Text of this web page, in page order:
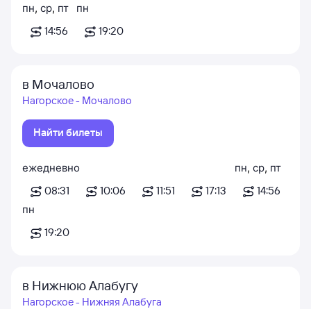
пн, ср, пт
14:56
пн
19:20
в Мочалово
Нагорское - Мочалово
Найти билеты
ежедневно
08:31
10:06 11:51 17:13
пн, ср, пт
14:56
пн
19:20
в Нижнюю Алабугу
Нагорское - Нижняя Алабуга